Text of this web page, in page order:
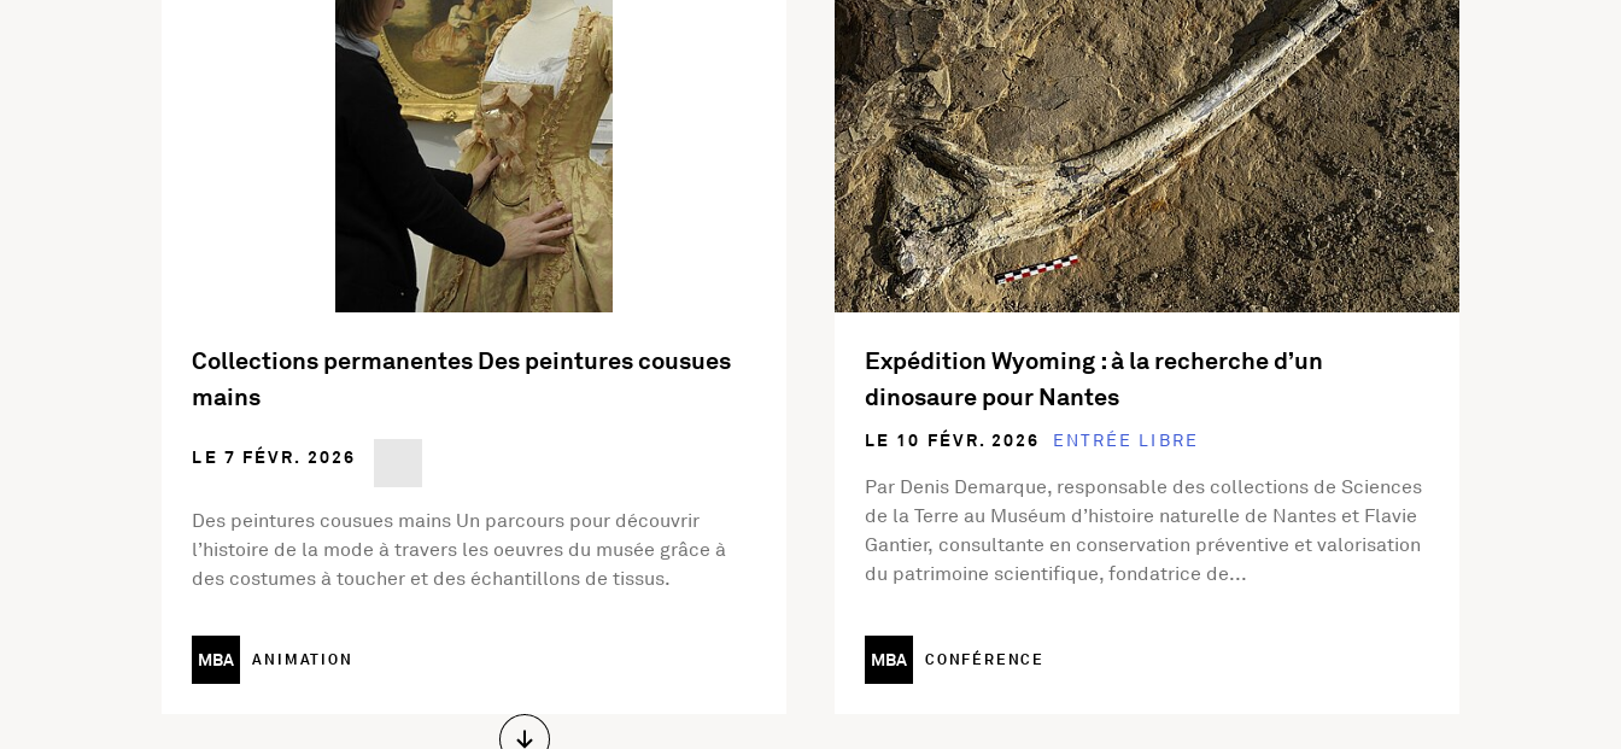
Collections permanentes Des peintures cousues
mains
LE 7 FÉVR. 2026
Des peintures cousues mains Un parcours pour découvrir
l’histoire de la mode à travers les oeuvres du musée grâce à
des costumes à toucher et des échantillons de tissus.
MBA ANIMATION
Expédition Wyoming : à la recherche d’un
dinosaure pour Nantes
LE 10 FÉVR. 2026 ENTRÉE LIBRE
Par Denis Demarque, responsable des collections de Sciences
de la Terre au Muséum d’histoire naturelle de Nantes et Flavie
Gantier, consultante en conservation préventive et valorisation
du patrimoine scientifique, fondatrice de...
MBA CONFÉRENCE